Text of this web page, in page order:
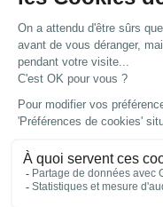
Choisir le modèle
En stock